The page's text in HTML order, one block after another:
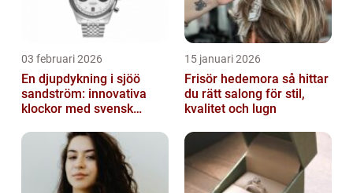
03 februari 2026
En djupdykning i sjöö
sandström: innovativa
klockor med svensk
15 januari 2026
Frisör hedemora så hittar
du rätt salong för stil,
kvalitet och lugn